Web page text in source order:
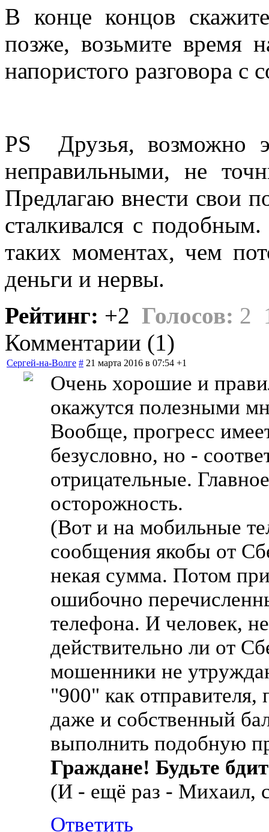
В конце концов
позже, возьмите время
напористого разговора с
PS Друзья, возможно
неправильными, не
Предлагаю внести свои
сталкивался с
таких моментах, чем
деньги и нервы.
Рейтинг: +2 Голосов: 2
Комментарии (1)
Сергей-на-Волге # 21 марта 2016 в 07:54 +1
Очень хорошие и
окажутся полезными
Вообще, прогресс
безусловно, но -
отрицательные.
осторожность.
(Вот и на мобильные
сообщения якобы от
некая сумма. Потом
ошибочно
телефона. И человек,
действительно ли от
мошенники не
"900" как
даже и собственный
выполнить подобную
Граждане! Будьте
(И - ещё раз - Михаил,
Ответить